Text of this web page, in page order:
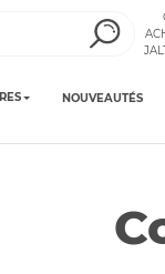
NOUVEAUTÉS